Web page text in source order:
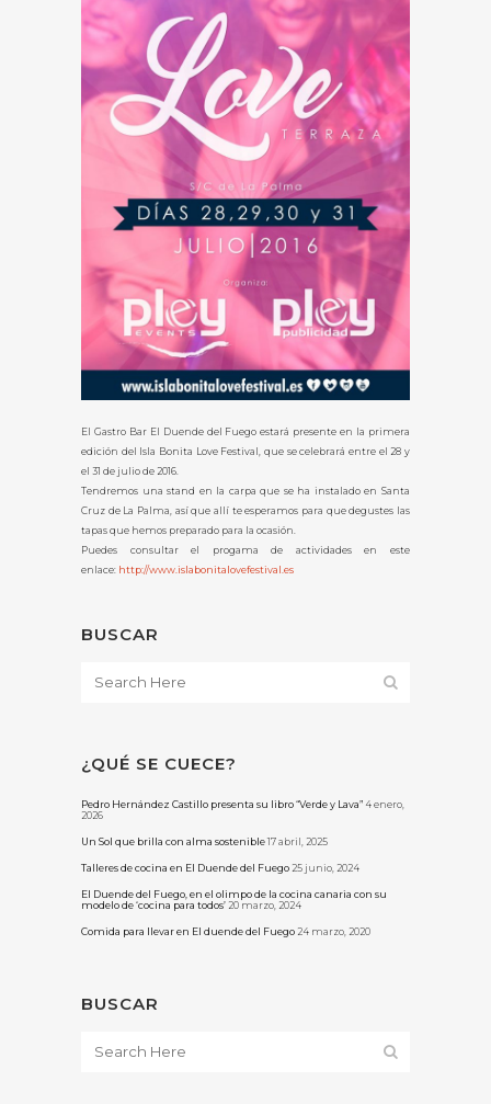
El Gastro Bar El Duende del Fuego estará presente en la primera
edición del Isla Bonita Love Festival, que se celebrará entre el 28 y
el 31 de julio de 2016.
Tendremos una stand en la carpa que se ha instalado en Santa
Cruz de La Palma, así que allí te esperamos para que degustes las
tapas que hemos preparado para la ocasión.
Puedes consultar el progama de actividades en este
enlace: http://www.islabonitalovefestival.es
BUSCAR
¿QUÉ SE CUECE?
Pedro Hernández Castillo presenta su libro “Verde y Lava” 4 enero,
2026
Un Sol que brilla con alma sostenible17 abril, 2025
Talleres de cocina en El Duende del Fuego 25 junio, 2024
El Duende del Fuego, en el olimpo de la cocina canaria con su
modelo de ‘cocina para todos’ 20 marzo, 2024
Comida para llevar en El duende del Fuego 24 marzo, 2020
BUSCAR